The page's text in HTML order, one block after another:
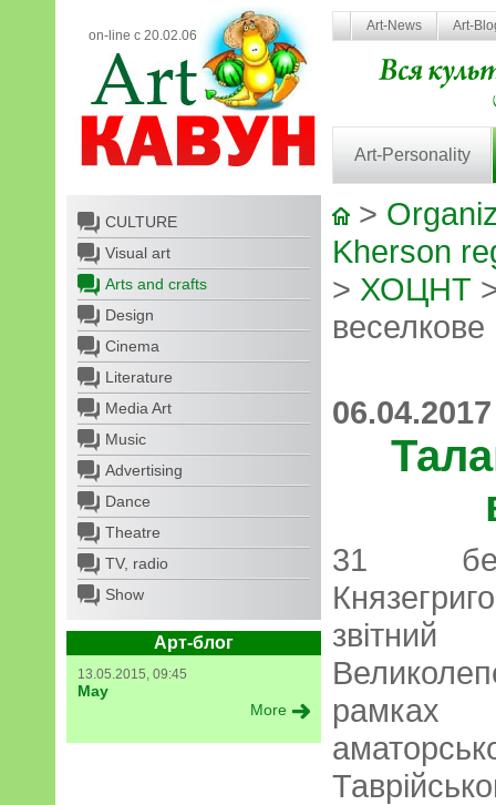
on-line с 20.02.06
Art-News Art-
Art-Personality
CULTURE
Visual art
Arts and crafts
Design
Cinema
Literature
Media Art
Music
Advertising
Dance
Theatre
TV, radio
Show
Арт-блог
13.05.2015, 09:45
May
More
>
Kherson
> ХОЦНТ
веселкове
31
рамках